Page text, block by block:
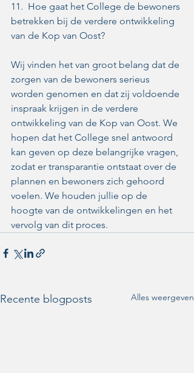
11.  Hoe gaat het College de bewoners
betrekken bij de verdere ontwikkeling
van de Kop van Oost?
Wij vinden het van groot belang dat de
zorgen van de bewoners serieus
worden genomen en dat zij voldoende
inspraak krijgen in de verdere
ontwikkeling van de Kop van Oost. We
hopen dat het College snel antwoord
kan geven op deze belangrijke vragen,
zodat er transparantie ontstaat over de
plannen en bewoners zich gehoord
voelen. We houden jullie op de
hoogte van de ontwikkelingen en het
vervolg van dit proces.
Recente blogposts Alles weergeven